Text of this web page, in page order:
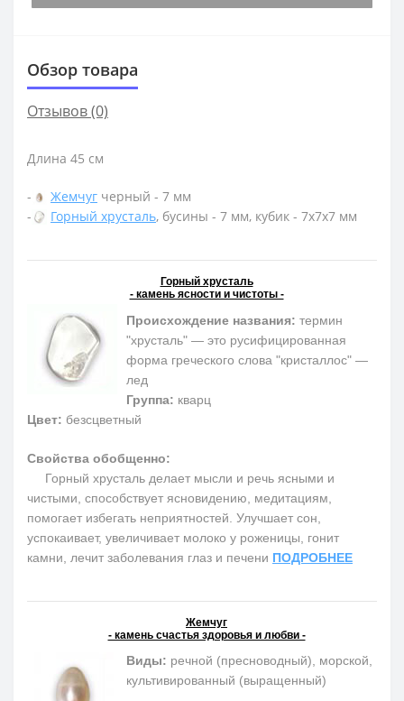
Обзор товара
Отзывов (0)
Длина 45 см
- Жемчуг черный - 7 мм
-
Горный хрусталь, бусины - 7 мм, кубик - 7х7х7 мм
Горный хрусталь
- камень ясности и чистоты -
Происхождение названия: термин
"хрусталь" — это русифицированная
форма греческого слова "кристаллос" —
лед
Группа: кварц
Цвет: безсцветный
Свойства обобщенно:
Горный хрусталь делает мысли и речь ясными и
чистыми, способствует ясновидению, медитациям,
помогает избегать неприятностей. Улучшает сон,
успокаивает, увеличивает молоко у роженицы, гонит
камни, лечит заболевания глаз и печени ПОДРОБНЕЕ
Жемчуг
- камень счастья здоровья и любви -
Виды: речной (пресноводный), морской,
культивированный (выращенный)